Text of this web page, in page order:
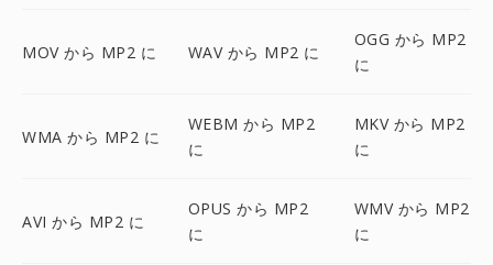
MOV から MP2 に WAV から MP2 に
OGG から MP2
に
WMA から MP2 に
WEBM から MP2
に
MKV から MP2
に
AVI から MP2 に
OPUS から MP2
に
WMV から MP2
に